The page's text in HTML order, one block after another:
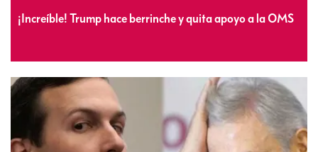
¡Increíble! Trump hace berrinche y quita apoyo a la OMS